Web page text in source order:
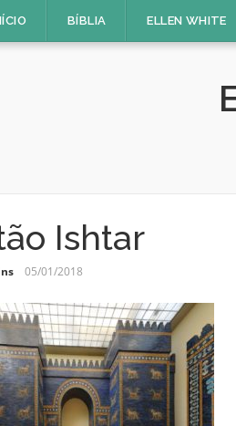
BÍBLIA ELLEN WHITE
Ishtar
05/01/2018